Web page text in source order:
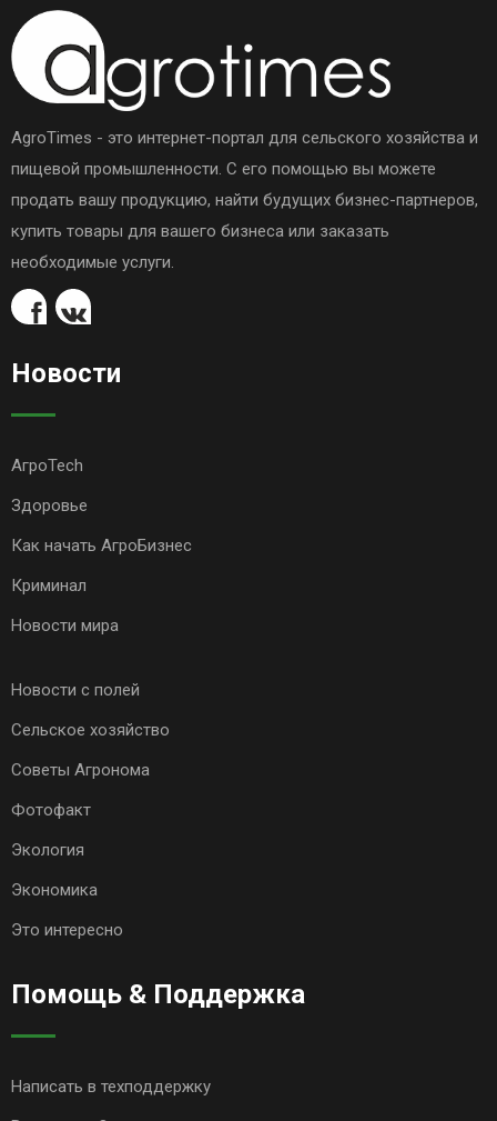
AgroTimes - это интернет-портал для сельского хозяйства и
пищевой промышленности. С его помощью вы можете
продать вашу продукцию, найти будущих бизнес-партнеров,
купить товары для вашего бизнеса или заказать
необходимые услуги.
Новости
АгроTech
Здоровье
Как начать АгроБизнес
Криминал
Новости мира
Новости с полей
Сельское хозяйство
Советы Агронома
Фотофакт
Экология
Экономика
Это интересно
Помощь & Поддержка
Написать в техподдержку